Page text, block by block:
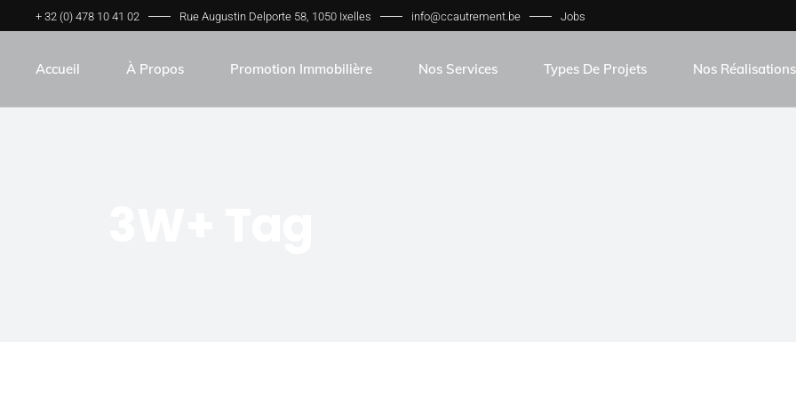
+ 32 (0) 478 10 41 02 Rue Augustin Delporte 58, 1050 Ixelles info@ccautrement.be Jobs
Accueil À Propos Promotion Immobilière Nos Services Types De Projets Nos Réalisations